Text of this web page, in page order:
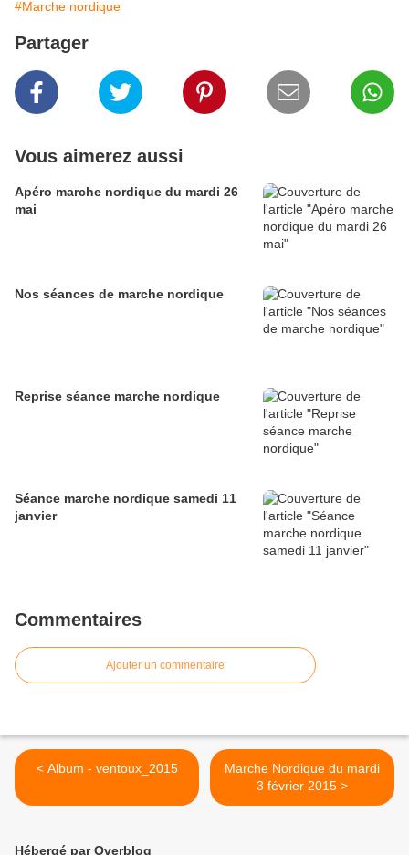
#Marche nordique
Partager
Vous aimerez aussi
Apéro marche nordique du mardi 26
mai
Nos séances de marche nordique
Reprise séance marche nordique
Séance marche nordique samedi 11
janvier
Commentaires
Ajouter un commentaire
< Album - ventoux_2015
Marche Nordique du mardi
3 février 2015 >
Hébergé par Overblog